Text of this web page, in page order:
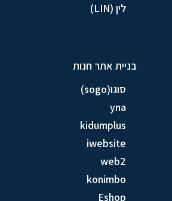
לין (LIN)
בניית אתר חנות
סוגו(sogo)
yna
kidumplus
iwebsite
web2
konimbo
Eshop